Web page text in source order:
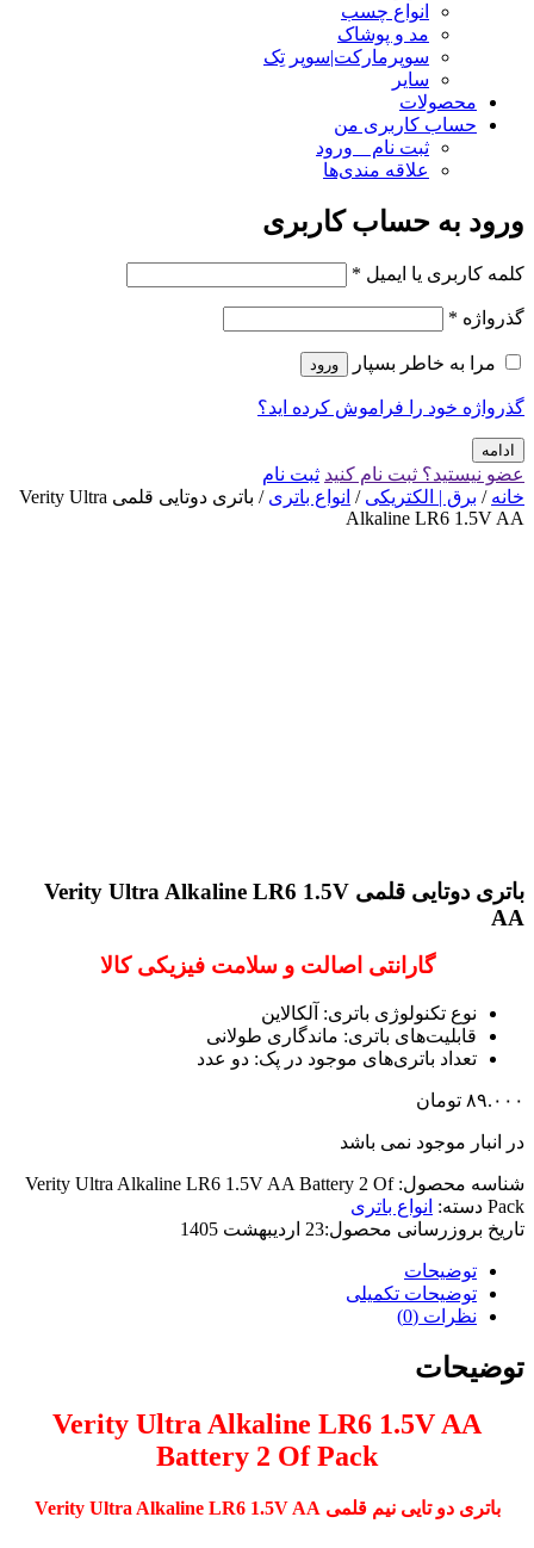
انواع چسب
مد و پوشاک
سوپرمارکت|سوپر تِک
سایر
محصولات
حساب کاربری من
ثبت نام _ ورود
علاقه مندی‌ها
ورود به حساب کاربری
کلمه کاربری یا ایمیل *
گذرواژه *
مرا به خاطر بسپار ورود
گذرواژه خود را فراموش کرده اید؟
ادامه
عضو نیستید؟ ثبت نام کنید ثبت نام
خانه / برق | الکتریکی / انواع باتری
/ باتری دوتایی قلمی Verity Ultra
Alkaline LR6 1.5V AA
باتری دوتایی قلمی Verity Ultra Alkaline LR6 1.5V
AA
گارانتی اصالت و سلامت فیزیکی کالا
نوع تکنولوژی باتری: آلکالاین
قابلیت‌های باتری: ماندگاری طولانی
تعداد باتری‌های موجود در پک: دو عدد
۸۹.۰۰۰ تومان
در انبار موجود نمی باشد
شناسه محصول:Verity Ultra Alkaline LR6 1.5V AA Battery 2 Of
Pack دسته: انواع باتری
تاریخ بروزرسانی محصول:23 اردیبهشت 1405
توضیحات
توضیحات تکمیلی
نظرات (0)
توضیحات
Verity Ultra Alkaline LR6 1.5V AA
Battery 2 Of Pack
باتری دو تایی نیم قلمی Verity Ultra Alkaline LR6 1.5V AA